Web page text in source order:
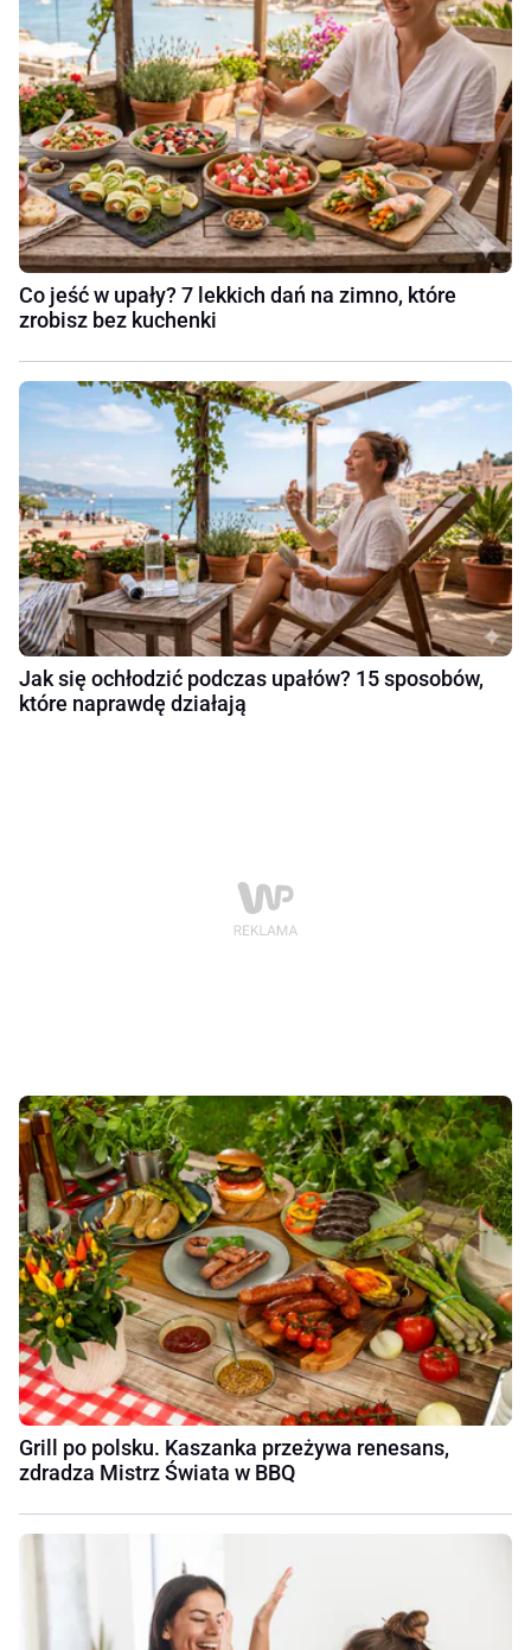
Co jeść w upały? 7 lekkich dań na zimno, które
zrobisz bez kuchenki
Jak się ochłodzić podczas upałów? 15 sposobów,
które naprawdę działają
Grill po polsku. Kaszanka przeżywa renesans,
zdradza Mistrz Świata w BBQ